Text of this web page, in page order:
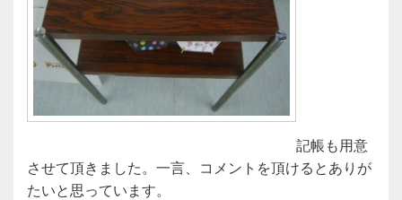
記帳も用意
させて頂きました。一言、コメントを頂けるとありが
たいと思っています。